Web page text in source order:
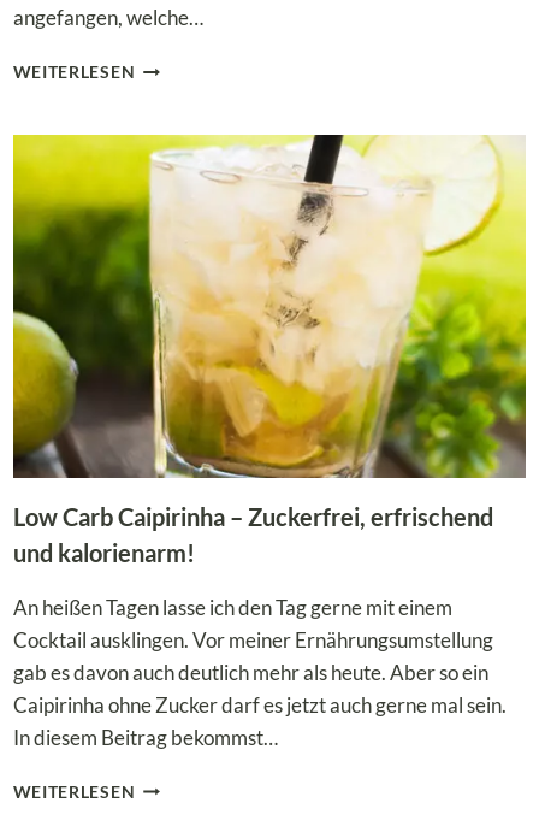
angefangen, welche…
WEITERLESEN MEGA
SOFTE
LOW
CARB
KARAMELLBONBONS
Low Carb Caipirinha – Zuckerfrei, erfrischend
und kalorienarm!
An heißen Tagen lasse ich den Tag gerne mit einem
Cocktail ausklingen. Vor meiner Ernährungsumstellung
gab es davon auch deutlich mehr als heute. Aber so ein
Caipirinha ohne Zucker darf es jetzt auch gerne mal sein.
In diesem Beitrag bekommst…
WEITERLESEN LOW